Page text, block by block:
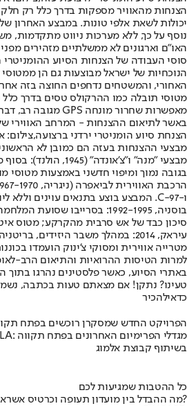
הצנחות מהאוויר מספקות בדרך כלל רק
יכולות לשאת אלפי טונות. במבצע האחרון של ישראל הונצחו 126 חבילות סיוע, כמות שאינה מספיקה עבור
נוסף על כך, ללא מערכות ניווט מתקדמות,
האו"ם וארגונים לא ממשלתיים מזהירים
הנוכחיות של ישראל מבוצעות גם הן
האחורי, והמשטחים נדחפים החוצה בזה
מאפשרות שחרור מונחה GPS מגובה רב, דבר המשפר את הדיוק ובטיחות הצוות, אבל לא ידוע אם נעשה שימוש במערכות מסוג זה במבצעים בעזה.
באשר לתיאום ההצנחות - המרחב האווירי
הצנחת סיוע הומניטרי ירדני ברצועה,צילום:
מבצעי ההצנחות בעזה הם כמובן לא
בגובה נמוך ומיפוי חדשני באמצעות
ו-C-97. המבצע בוצע בתנאים עוינים וללא ליווי, וכתוצאה מכך מטוסים רבים הושמדו ולמעלה מ-29 אנשי צוות נהרגו.
סיכון כבד של אש סרבית מהקרקע; מטוס
מטרייה אווירית ומסוקי צ'ינוק הועמדו
למרות הטיסות ההרואיות והתיאום הרב-
באתרי הסיוע, כאשר פלסטינים נהרגו
טעינו? נתקן! אם מצאתם טעות בכתבה,
כדאילהכיר
הפרויקט החדש שמסקרן רוכשים בפתח
קבוצת אלמוג מציגה את פרויקט MALA: מגדלי הפרימיום האחרונים בפתח תקווה
בשיתוף קבוצת אלמוג
כל ההטבות שמגיעות לכם
מה ההבדל בין מועדון תעופה וכרטיס אשראי?